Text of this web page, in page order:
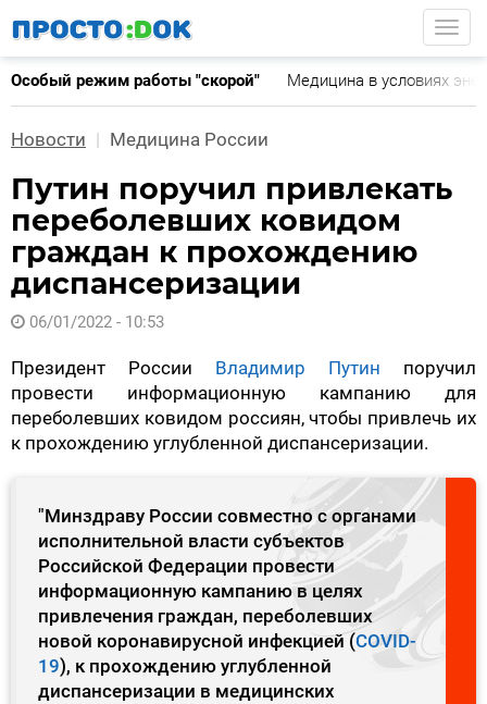
основному
содержанию
Особый режим работы "скорой" Медицина в условиях
Новости Медицина России
Путин поручил привлекать
переболевших ковидом
граждан к прохождению
диспансеризации
06/01/2022 - 10:53
Президент России Владимир Путин поручил
провести информационную кампанию для
переболевших ковидом россиян, чтобы привлечь их
к прохождению углубленной диспансеризации.
"Минздраву России совместно с органами
исполнительной власти субъектов
Российской Федерации провести
информационную кампанию в целях
привлечения граждан, переболевших
новой коронавирусной инфекцией (COVID-
19), к прохождению углубленной
диспансеризации в медицинских